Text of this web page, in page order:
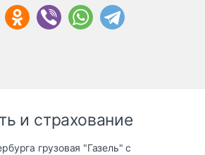
и страхование
грузовая "Газель" с